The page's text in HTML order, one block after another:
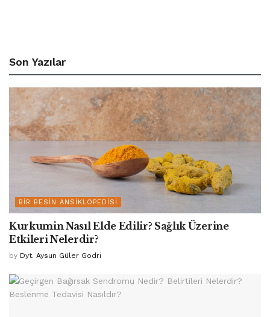
Son Yazılar
BIR BESIN ANSIKLOPEDISI
Kurkumin Nasıl Elde Edilir? Sağlık Üzerine
Etkileri Nelerdir?
by Dyt. Aysun Güler Godri